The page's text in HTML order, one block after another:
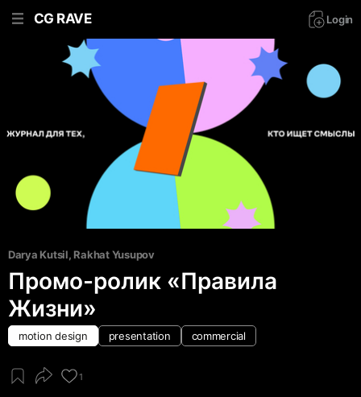
CG RAVE Login
Darya Kutsil, Rakhat Yusupov
Промо-ролик «Правила
Жизни»
motion design presentation commercial
1